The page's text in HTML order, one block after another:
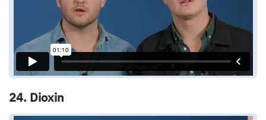
24. Dioxin